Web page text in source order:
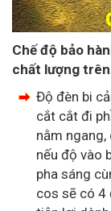
Chế độ bảo
chất lượng
Độ đèn bi
cắt cắt đi
nằm
nếu độ vào
pha sáng
cos sẽ có 4